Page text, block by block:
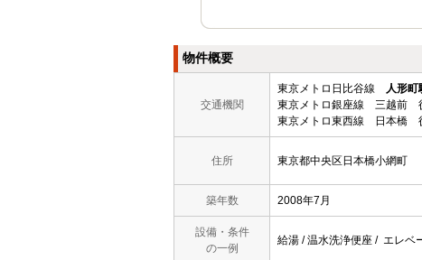
物件概要
交通機関
東京メトロ日比谷線 人形町
東京メトロ銀座線 三越前
東京メトロ東西線 日本橋
住所 東京都中央区日本橋小網町
築年数 2008年7月
設備・条件
の一例
給湯 / 温水洗浄便座 / エレベ